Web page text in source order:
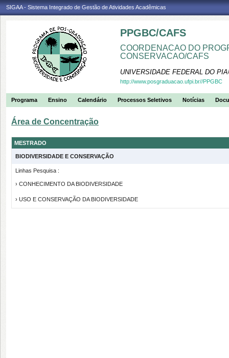
SIGAA - Sistema Integrado de Gestão de Atividades Acadêmicas
PPGBC/CAFS
COORDENACAO DO
CONSERVACAO/CAFS
UNIVERSIDADE FEDERAL DO
http://www.posgraduacao.ufpi.br//PPGBC
Programa Ensino Calendário Processos Seletivos Notícias
Área de Concentração
MESTRADO
BIODIVERSIDADE E CONSERVAÇÃO
Linhas Pesquisa :
› CONHECIMENTO DA BIODIVERSIDADE
› USO E CONSERVAÇÃO DA BIODIVERSIDADE